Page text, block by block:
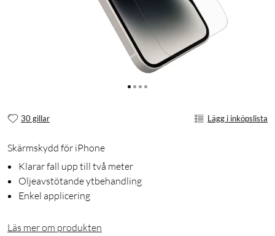
30 gillar Lägg i inköpslista
Skärmskydd för iPhone
Klarar fall upp till två meter
Oljeavstötande ytbehandling
Enkel applicering
Läs mer om produkten